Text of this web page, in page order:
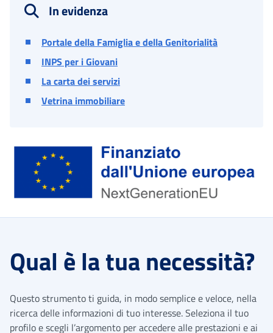
In evidenza
Portale della Famiglia e della Genitorialità
INPS per i Giovani
La carta dei servizi
Vetrina immobiliare
Qual è la tua necessità?
Questo strumento ti guida, in modo semplice e veloce, nella
ricerca delle informazioni di tuo interesse. Seleziona il tuo
profilo e scegli l’argomento per accedere alle prestazioni e ai